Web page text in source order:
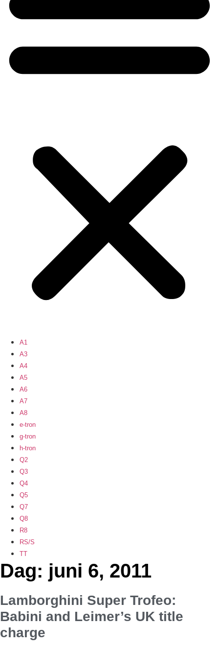
A1
A3
A4
A5
A6
A7
A8
e-tron
g-tron
h-tron
Q2
Q3
Q4
Q5
Q7
Q8
R8
RS/S
TT
Dag: juni 6, 2011
Lamborghini Super Trofeo:
Babini and Leimer’s UK title
charge